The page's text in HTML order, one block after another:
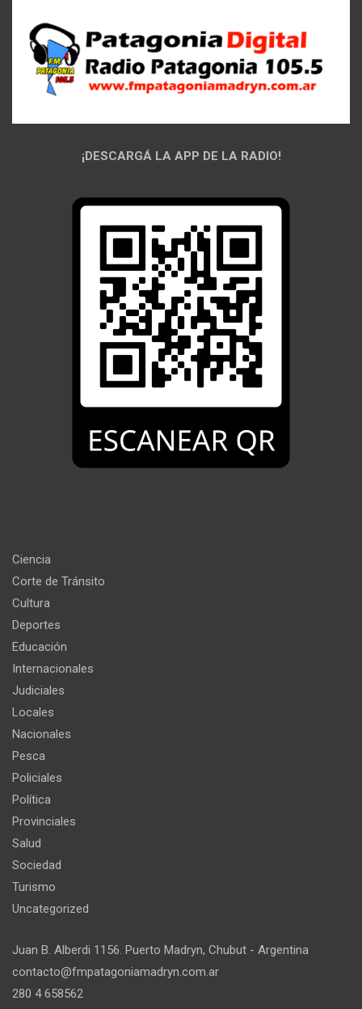
¡DESCARGÁ LA APP DE LA RADIO!
Ciencia
Corte de Tránsito
Cultura
Deportes
Educación
Internacionales
Judiciales
Locales
Nacionales
Pesca
Policiales
Política
Provinciales
Salud
Sociedad
Turismo
Uncategorized
Juan B. Alberdi 1156. Puerto Madryn, Chubut - Argentina
contacto@fmpatagoniamadryn.com.ar
280 4 658562